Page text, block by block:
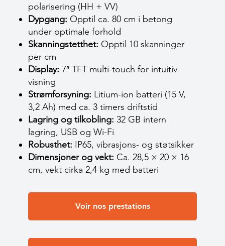
polarisering (HH + VV)
Dypgang: Opptil ca. 80 cm i betong
under optimale forhold
Skanningstetthet: Opptil 10 skanninger
per cm
Display: 7″ TFT multi-touch for intuitiv
visning
Strømforsyning: Litium-ion batteri (15 V,
3,2 Ah) med ca. 3 timers driftstid
Lagring og tilkobling: 32 GB intern
lagring, USB og Wi-Fi
Robusthet: IP65, vibrasjons- og støtsikker
Dimensjoner og vekt: Ca. 28,5 × 20 × 16
cm, vekt cirka 2,4 kg med batteri
Voir nos prestations